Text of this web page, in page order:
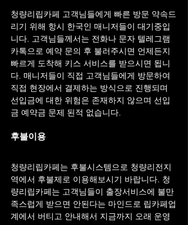
청량리립카페 고객님들에게 빠른 방문 약속드
리기 위해 항시 한국인 매니저들이 대기중입
니다. 고객님들께서는 전화나 문자 텔레그램
카톡으로 예약 문의 후 불러주시면 언제든지
빠르게 도착해 키스 서비스를 받으시면 됩니
다. 매니저들이 직접 고객님들에게 방문하여
직접 현장에서 결제하는 방식으로 진행되며
선입금에 대한 위험은 존재하지 않으며 선입
금 예약금 문제 된적 없습니다.
후불이용
청량리립카페는 후불시스템으로 청량리전지
역에서 후불제로 이용해보시기 바랍니다. 청
량리립카페는 고객님들이 출장서비스에 불만
족스럽게 받으면 안된다는 마인드로 립카페업
계에서 버티고 안내해서 지금까지 오래 운영